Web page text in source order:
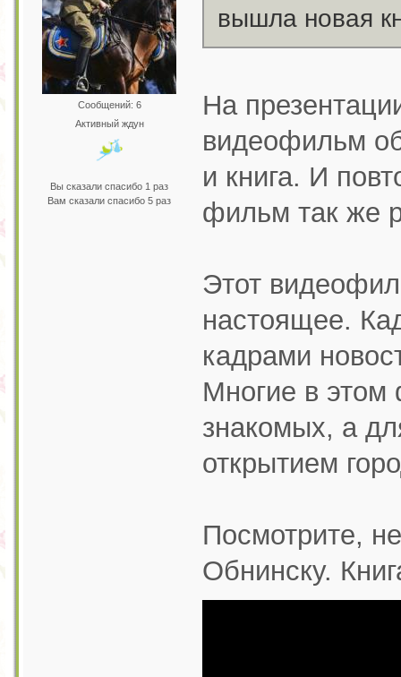
Сообщений: 6
Активный ждун
Вы сказали спасибо 1 раз
Вам сказали спасибо 5 раз
вышла новая
На
видеофильм
и книга. И
фильм так же
Этот
настоящее.
кадрами
Многие в этом
знакомых, а
открытием
Посмотрите,
Обнинску.